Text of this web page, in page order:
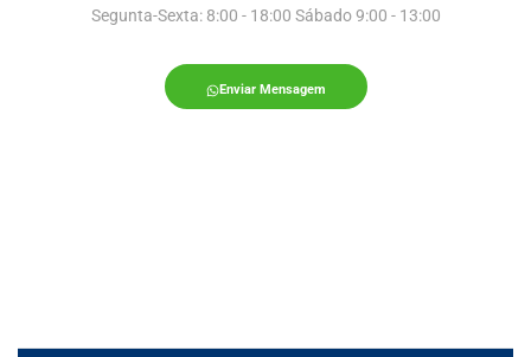
Segunta-Sexta: 8:00 - 18:00 Sábado 9:00 - 13:00
Enviar Mensagem